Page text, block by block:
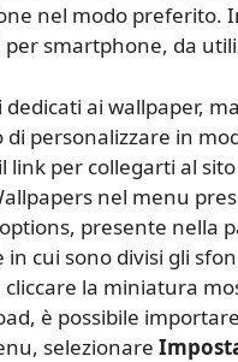
nel modo
smartphone, da
ai wallpaper,
personalizzare in
link per collegarti al
nel menu
presente nella
cui sono divisi gli
la miniatura
è possibile
selezionare